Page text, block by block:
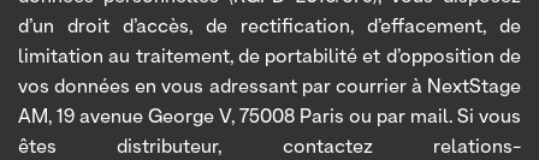
d’un droit d’accès, de rectification, d’effacement, de
limitation au traitement, de portabilité et d’opposition de
vos données en vous adressant par courrier à NextStage
AM, 19 avenue George V, 75008 Paris ou par mail. Si vous
êtes distributeur, contactez relations-